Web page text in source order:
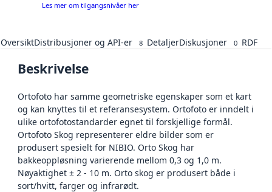
Les mer om tilgangsnivåer her
OversiktDistribusjoner og API-er 8 DetaljerDiskusjoner 0 RDF
Beskrivelse
Ortofoto har samme geometriske egenskaper som et kart
og kan knyttes til et referansesystem. Ortofoto er inndelt i
ulike ortofotostandarder egnet til forskjellige formål.
Ortofoto Skog representerer eldre bilder som er
produsert spesielt for NIBIO. Orto Skog har
bakkeoppløsning varierende mellom 0,3 og 1,0 m.
Nøyaktighet ± 2 - 10 m. Orto skog er produsert både i
sort/hvitt, farger og infrarødt.